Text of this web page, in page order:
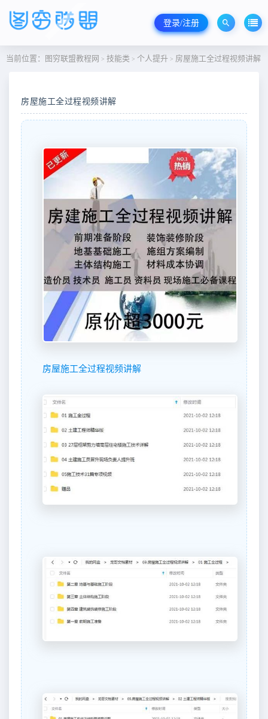
登录/注册
当前位置： 图穷联盟教程网 > 技能类 > 个人提升 > 房屋施工全过程视频讲解
房屋施工全过程视频讲解
房屋施工全过程视频讲解